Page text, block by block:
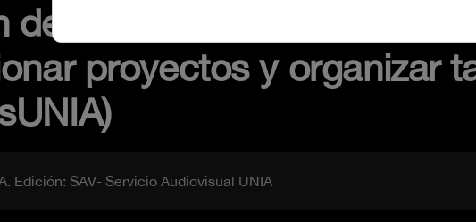
del seminario virtual
proyectos y organizar
Edición: SAV- Servicio Audiovisual UNIA